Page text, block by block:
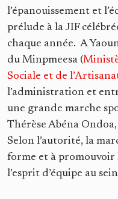
l’épanouissement et
prélude à la JIF
chaque année. A
du Minpmeesa (
Sociale et de
l’administration et
une grande marche
Thérèse Abéna
Selon l’autorité, la
forme et à promouvoir
l’esprit d’équipe au